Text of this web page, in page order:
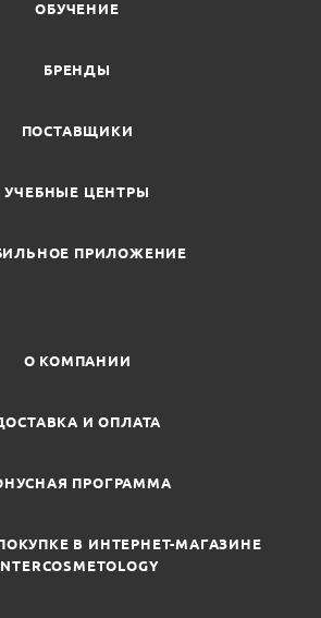
ОБУЧЕНИЕ
БРЕНДЫ
ПОСТАВЩИКИ
УЧЕБНЫЕ ЦЕНТРЫ
ПРИЛОЖЕНИЕ
О КОМПАНИИ
И ОПЛАТА
ПРОГРАММА
В ИНТЕРНЕТ-МАГАЗИНЕ